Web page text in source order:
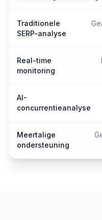
Traditionele
SERP-analyse
Real-time
monitoring
AI-
concurrentieanalyse
Meertalige
ondersteuning